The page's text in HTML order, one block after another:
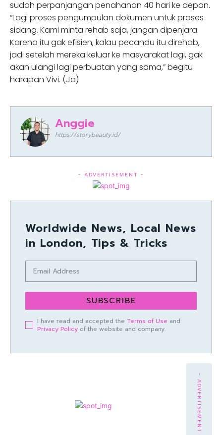
sudah perpanjangan penahanan 40 hari ke depan.
“Lagi proses pengumpulan dokumen untuk proses
sidang. Kami minta rehab saja, jangan dipenjara.
Karena itu gak efisien, kalau pecandu itu direhab,
jadi setelah mereka keluar ke masyarakat lagi, gak
akan ulangi lagi perbuatan yang sama,” begitu
harapan Vivi. (Ja)
Anggie
https://storybeauty.id/
- ADVERTISEMENT -
Worldwide News, Local News
in London, Tips & Tricks
SUBSCRIBE
I have read and accepted the Terms of Use and
Privacy Policy of the website and company.
- ADVERTISEMENT -